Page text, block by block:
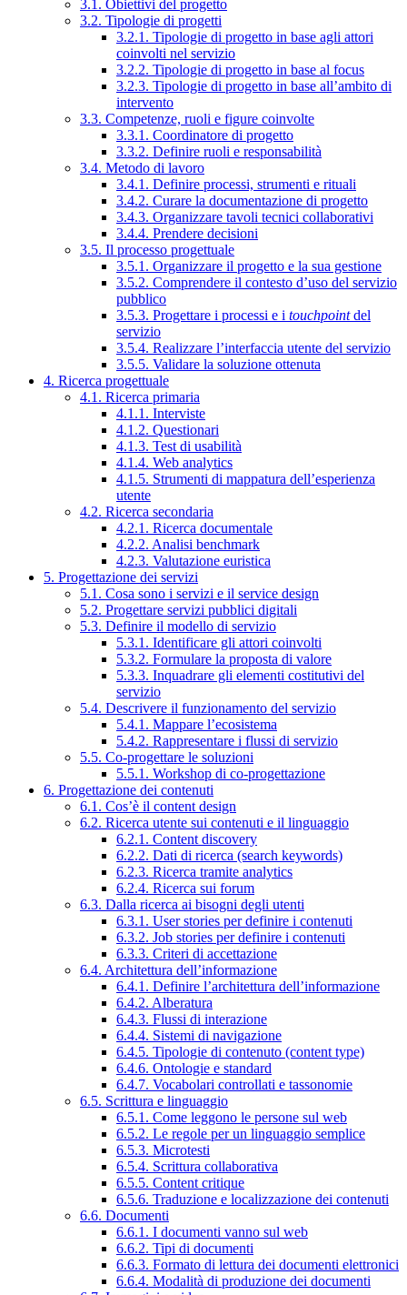
3.1. Obiettivi del progetto
3.2. Tipologie di progetti
3.2.1. Tipologie di progetto in base agli attori
coinvolti nel servizio
3.2.2. Tipologie di progetto in base al focus
3.2.3. Tipologie di progetto in base all’ambito di
intervento
3.3. Competenze, ruoli e figure coinvolte
3.3.1. Coordinatore di progetto
3.3.2. Definire ruoli e responsabilità
3.4. Metodo di lavoro
3.4.1. Definire processi, strumenti e rituali
3.4.2. Curare la documentazione di progetto
3.4.3. Organizzare tavoli tecnici collaborativi
3.4.4. Prendere decisioni
3.5. Il processo progettuale
3.5.1. Organizzare il progetto e la sua gestione
3.5.2. Comprendere il contesto d’uso del servizio
pubblico
3.5.3. Progettare i processi e i touchpointdel
servizio
3.5.4. Realizzare l’interfaccia utente del servizio
3.5.5. Validare la soluzione ottenuta
4. Ricerca progettuale
4.1. Ricerca primaria
4.1.1. Interviste
4.1.2. Questionari
4.1.3. Test di usabilità
4.1.4. Web analytics
4.1.5. Strumenti di mappatura dell’esperienza
utente
4.2. Ricerca secondaria
4.2.1. Ricerca documentale
4.2.2. Analisi benchmark
4.2.3. Valutazione euristica
5. Progettazione dei servizi
5.1. Cosa sono i servizi e il service design
5.2. Progettare servizi pubblici digitali
5.3. Definire il modello di servizio
5.3.1. Identificare gli attori coinvolti
5.3.2. Formulare la proposta di valore
5.3.3. Inquadrare gli elementi costitutivi del
servizio
5.4. Descrivere il funzionamento del servizio
5.4.1. Mappare l’ecosistema
5.4.2. Rappresentare i flussi di servizio
5.5. Co-progettare le soluzioni
5.5.1. Workshop di co-progettazione
6. Progettazione dei contenuti
6.1. Cos’è il content design
6.2. Ricerca utente sui contenuti e il linguaggio
6.2.1. Content discovery
6.2.2. Dati di ricerca (search keywords)
6.2.3. Ricerca tramite analytics
6.2.4. Ricerca sui forum
6.3. Dalla ricerca ai bisogni degli utenti
6.3.1. User stories per definire i contenuti
6.3.2. Job stories per definire i contenuti
6.3.3. Criteri di accettazione
6.4. Architettura dell’informazione
6.4.1. Definire l’architettura dell’informazione
6.4.2. Alberatura
6.4.3. Flussi di interazione
6.4.4. Sistemi di navigazione
6.4.5. Tipologie di contenuto (content type)
6.4.6. Ontologie e standard
6.4.7. Vocabolari controllati e tassonomie
6.5. Scrittura e linguaggio
6.5.1. Come leggono le persone sul web
6.5.2. Le regole per un linguaggio semplice
6.5.3. Microtesti
6.5.4. Scrittura collaborativa
6.5.5. Content critique
6.5.6. Traduzione e localizzazione dei contenuti
6.6. Documenti
6.6.1. I documenti vanno sul web
6.6.2. Tipi di documenti
6.6.3. Formato di lettura dei documenti elettronici
6.6.4. Modalità di produzione dei documenti